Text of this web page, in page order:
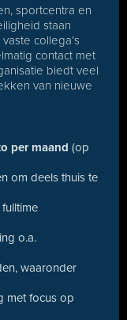
sportcentra en
staan
collega’s
contact met
biedt veel
van nieuwe
per maand (op
om deels thuis te
o.a.
waaronder
met focus op